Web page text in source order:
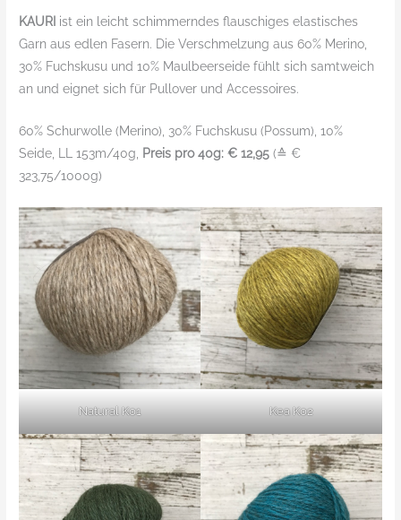
KAURI ist ein leicht schimmerndes flauschiges elastisches
Garn aus edlen Fasern. Die Verschmelzung aus 60% Merino,
30% Fuchskusu und 10% Maulbeerseide fühlt sich samtweich
an und eignet sich für Pullover und Accessoires.
60% Schurwolle (Merino), 30% Fuchskusu (Possum), 10%
Seide, LL 153m/40g, Preis pro 40g: € 12,95 (≙ €
323,75/1000g)
Natural K01 Kea K02